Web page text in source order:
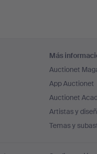
Más
Auctionet
App Auctionet
Auctionet
Artistas y
Temas y